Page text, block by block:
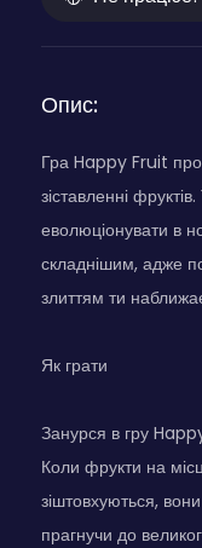
Опис:
Гра Happy Fruit
зіставленні
еволюціонувати в
складнішим, адже
злиттям ти
Як грати
Занурся в гру
Коли фрукти на
зіштовхуються,
прагнучи до